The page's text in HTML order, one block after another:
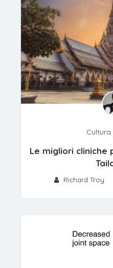
Cultura
Le migliori cliniche
Richard Troy